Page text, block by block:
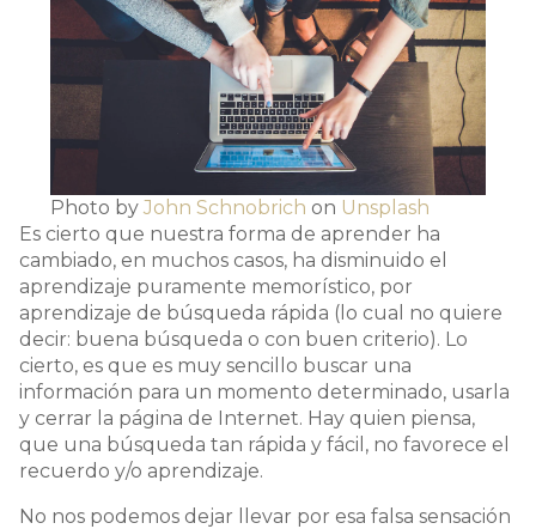
Photo by John Schnobrich on Unsplash
Es cierto que nuestra forma de aprender ha
cambiado, en muchos casos, ha disminuido el
aprendizaje puramente memorístico, por
aprendizaje de búsqueda rápida (lo cual no quiere
decir: buena búsqueda o con buen criterio). Lo
cierto, es que es muy sencillo buscar una
información para un momento determinado, usarla
y cerrar la página de Internet. Hay quien piensa,
que una búsqueda tan rápida y fácil, no favorece el
recuerdo y/o aprendizaje.
No nos podemos dejar llevar por esa falsa sensación